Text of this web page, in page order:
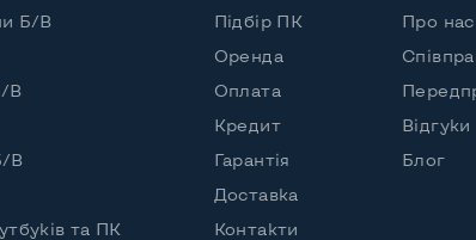
и сзади
Б/В
В
В
та ПК
Підбір ПК
Оренда
Оплата
Кредит
Гарантія
Доставка
Контакти
Про нас
Відгуки
Блог